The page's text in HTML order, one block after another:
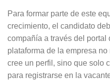
Para formar parte de este
crecimiento, el candidato
compañía a través del portal
plataforma de la empresa
cree un perfil, sino que solo
para registrarse en la